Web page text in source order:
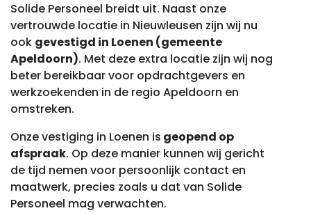
Solide Personeel breidt uit. Naast onze
vertrouwde locatie in Nieuwleusen zijn wij nu
ook gevestigd in Loenen (gemeente
Apeldoorn). Met deze extra locatie zijn wij nog
beter bereikbaar voor opdrachtgevers en
werkzoekenden in de regio Apeldoorn en
omstreken.
Onze vestiging in Loenen is geopend op
afspraak. Op deze manier kunnen wij gericht
de tijd nemen voor persoonlijk contact en
maatwerk, precies zoals u dat van Solide
Personeel mag verwachten.